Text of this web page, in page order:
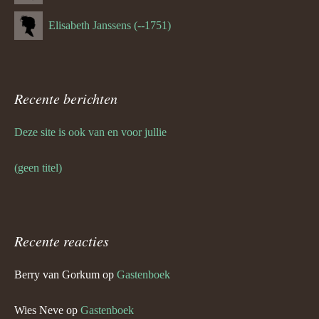
Elisabeth Janssens (--1751)
Recente berichten
Deze site is ook van en voor jullie
(geen titel)
Recente reacties
Berry van Gorkum op Gastenboek
Wies Neve op Gastenboek